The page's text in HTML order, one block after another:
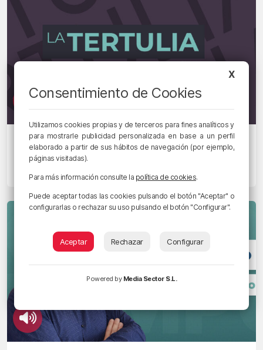
LA TERTULIA
Vaivén fiscal
30/09/2022 • 10:19 • RADIO POPULAR - HERRI IRRATIA
X
Consentimiento de Cookies
Utilizamos cookies propias y de terceros para fines analíticos y
para mostrarle publicidad personalizada en base a un perfil
elaborado a partir de sus hábitos de navegación (por ejemplo,
páginas visitadas).
Para más información consulte la política de cookies.
Puede aceptar todas las cookies pulsando el botón "Aceptar" o
configurarlas o rechazar su uso pulsando el botón "Configurar".
Aceptar Rechazar Configurar
Powered by Media Sector S.L.